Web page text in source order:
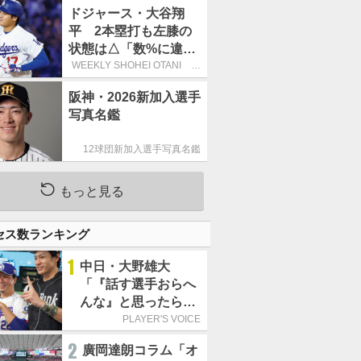
ドジャース・大谷翔
平 2本塁打も左膝の
状態は△「数%に違和
感があるなら、まだ休
針」
WEEKLY SHOHEI OTANI 二
刀流で呼び込む3連覇
阪神・2026新加入選手
写真名鑑
12球団新加入選手写真名鑑
もっと見る
ス数ランキング
1 中日・大野雄大
「『話す選手おらへ
んな』と思ったら坂
本勇人が来た！」／
PLAYER'S VOICE
2 廣岡達朗コラム「オ